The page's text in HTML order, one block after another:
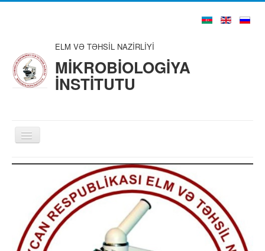
ELM VƏ TƏHSİL NAZİRLİYİ
MİKROBİOLOGİYA
İNSTİTUTU
Toggle
Navigation
Ana Səhifə
Haqqımızda
Struktur
Şura və Təşkilatlar
Alim və Mütəxəssislər